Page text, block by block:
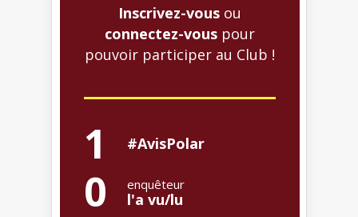
Inscrivez-vous ou
connectez-vous pour
pouvoir participer au Club !
1 #AvisPolar
0 enquêteur
l'a vu/lu